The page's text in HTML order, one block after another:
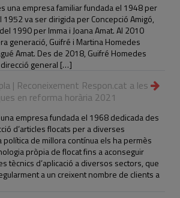
una empresa familiar fundada el 1948 per
1952 va ser dirigida per Concepció Amigó,
1990 per Imma i Joana Amat. Al 2010
generació, Guifré i Martina Homedes
Amat. Des de 2018, Guifré Homedes
general […]
| Reconeixement Respon.cat a les
en reforma horària 2021
empresa fundada el 1968 dedicada des
d’articles flocats per a diverses
política de millora contínua els ha permès
pròpia de flocat fins a aconseguir
tècnics d’aplicació a diversos sectors, que
a un creixent nombre de clients a